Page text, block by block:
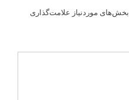
بخش‌های موردنیاز علامت‌گذاری